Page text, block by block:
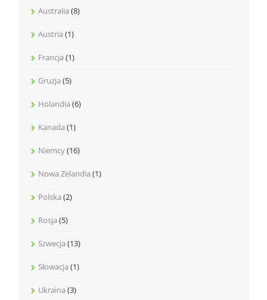
Australia (8)
Austria (1)
Francja (1)
Gruzja (5)
Holandia (6)
Kanada (1)
Niemcy(16)
Nowa Zelandia (1)
Polska (2)
Rosja (5)
Szwecja (13)
Słowacja (1)
Ukraina (3)